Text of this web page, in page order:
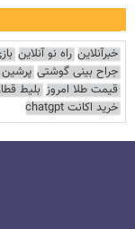
خبرآنلاین راه نو آنلاین
جراح بینی گوشتی
قیمت طلا امروز بلیط
خرید اکانت chatgpt